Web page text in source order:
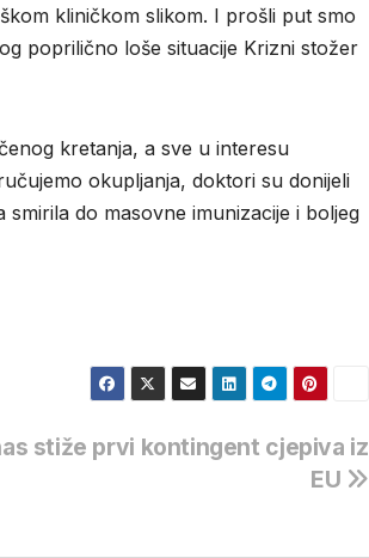
kliničkom slikom. I prošli put smo
poprilično loše situacije Krizni stožer
kretanja, a sve u interesu
okupljanja, doktori su donijeli
do masovne imunizacije i boljeg
stiže prvi kontingent cjepiva iz
EU